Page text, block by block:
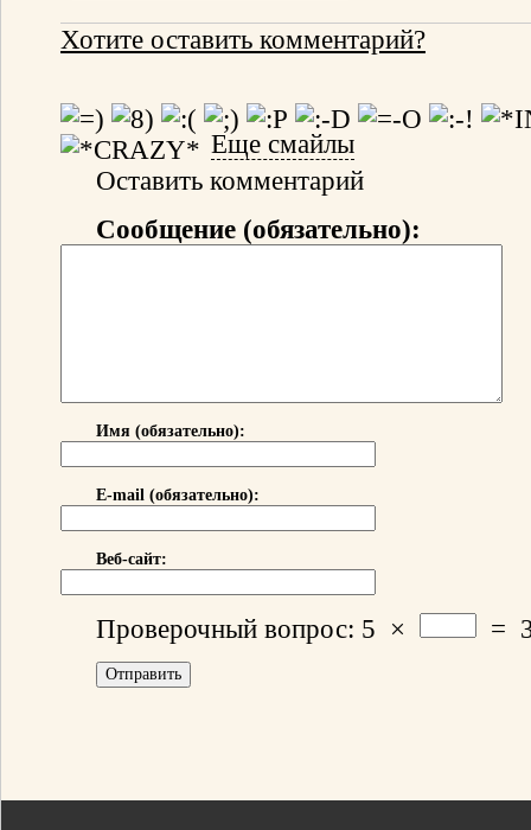
Хотите оставить комментарий?
Еще смайлы
Оставить комментарий
Сообщение (обязательно):
Имя (обязательно):
E-mail (обязательно):
Веб-сайт:
Проверочный вопрос: 5 × =